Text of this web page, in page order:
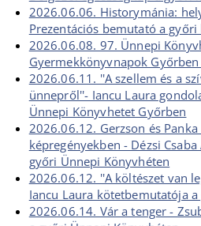
2026.06.06. Historymánia:
Prezentációs bemutató a
2026.06.08. 97. Ünnepi
Gyermekkönyvnapok
2026.06.11. ''A szellem és a
ünnepről''- Iancu Laura
Ünnepi Könyvhetet Győrben
2026.06.12. Gerzson és
képregényekben - Dézsi
győri Ünnepi Könyvhéten
2026.06.12. ''A költészet van
Iancu Laura kötetbemutatója
2026.06.14. Vár a tenger -